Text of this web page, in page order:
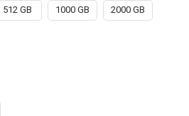
512 GB 1000 GB 2000 GB